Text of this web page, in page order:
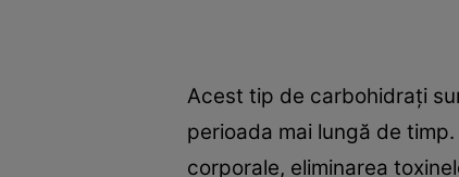
Acest tip de carbohidraţi
perioada mai lungă de
corporale, eliminarea